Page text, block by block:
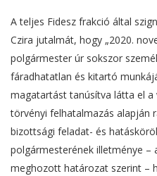
A teljes Fidesz frakció által
Czira jutalmát, hogy „2020.
polgármester úr sokszor
fáradhatatlan és kitartó
magatartást tanúsítva látta el a
törvényi felhatalmazás alapján
bizottsági feladat- és
polgármesterének illetménye –
meghozott határozat szerint –